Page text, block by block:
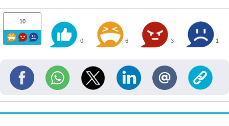
10
0 6 3 1